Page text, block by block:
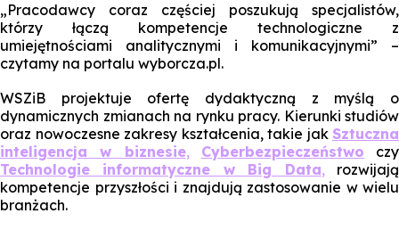
„Pracodawcy coraz częściej poszukują specjalistów,
którzy łączą kompetencje technologiczne z
umiejętnościami analitycznymi i komunikacyjnymi” –
czytamy na portalu wyborcza.pl.
WSZiB projektuje ofertę dydaktyczną z myślą o
dynamicznych zmianach na rynku pracy. Kierunki studiów
oraz nowoczesne zakresy kształcenia, takie jak Sztuczna
inteligencja w biznesie, Cyberbezpieczeństwo
czy
Technologie informatyczne w Big Data,rozwijają
kompetencje przyszłości i znajdują zastosowanie w wielu
branżach.